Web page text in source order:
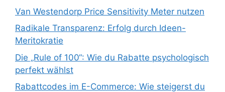
Van Westendorp Price Sensitivity Meter nutzen
Radikale Transparenz: Erfolg durch Ideen-
Meritokratie
Die „Rule of 100“: Wie du Rabatte psychologisch
perfekt wählst
Rabattcodes im E-Commerce: Wie steigerst du